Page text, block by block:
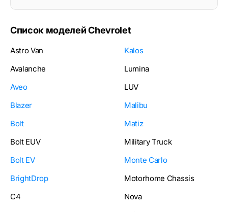
Список моделей Chevrolet
Astro Van
Avalanche
Aveo
Blazer
Bolt
Bolt EUV
Bolt EV
BrightDrop
C4
Kalos
Lumina
LUV
Malibu
Matiz
Military Truck
Monte Carlo
Motorhome Chassis
Nova